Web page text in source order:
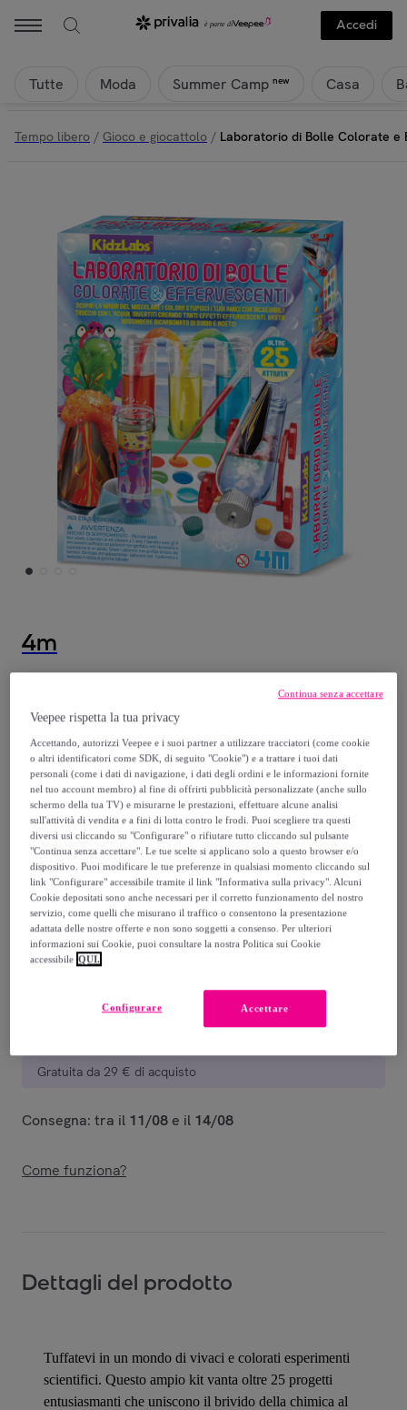
Accedi
Tutte Moda Summer Camp new Casa
Tempo libero / Gioco e giocattolo / Laboratorio di Bolle Colorate e
4m
Effervescenti
Modello:
Laboratorio di Bolle Colorate e
Effervescenti
20,90 €
36, €
-43%
Venduto daGiocattoli per Passione
Consegna
Gratuita da 29 € di acquisto
Consegna: tra il 11/08 e il 14/08
Come funziona?
Dettagli del prodotto
Tuffatevi in un mondo di vivaci e colorati esperimenti
scientifici. Questo ampio kit vanta oltre 25 progetti
entusiasmanti che uniscono il brivido della chimica al
Veepee rispetta la tua privacy
Accettando, autorizzi Veepee e i suoi partner a utilizzare tracciatori (come cookie
o altri identificatori come SDK, di seguito "Cookie") e a trattare i tuoi dati
personali (come i dati di navigazione, i dati degli ordini e le informazioni fornite
nel tuo account membro) al fine di offrirti pubblicità personalizzate (anche sullo
schermo della tua TV) e misurarne le prestazioni, effettuare alcune analisi
sull'attività di vendita e a fini di lotta contro le frodi. Puoi scegliere tra questi
diversi usi cliccando su "Configurare" o rifiutare tutto cliccando sul pulsante
"Continua senza accettare". Le tue scelte si applicano solo a questo browser e/o
dispositivo. Puoi modificare le tue preferenze in qualsiasi momento cliccando sul
link "Configurare" accessibile tramite il link "Informativa sulla privacy". Alcuni
Cookie depositati sono anche necessari per il corretto funzionamento del nostro
servizio, come quelli che misurano il traffico o consentono la presentazione
adattata delle nostre offerte e non sono soggetti a consenso. Per ulteriori
informazioni sui Cookie, puoi consultare la nostra Politica sui Cookie
accessibile QUI.
Accettare
Configurare
Continua senza accettare